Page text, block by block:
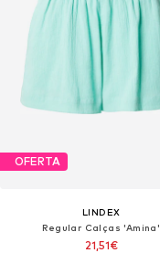
OFERTA
LINDEX
Regular Calças 'Amina'
21,51€